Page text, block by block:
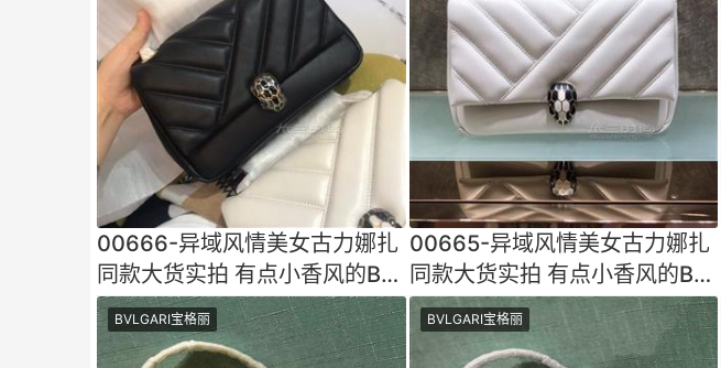
00666-异域风情美女古力娜扎
同款大货实拍 有点小香风的B家
自我风格呈现啦几何
00665-异域风情美女古力娜扎
同款大货实拍 有点小香风的B家
自我风格呈现啦几何
BVLGARI宝格丽 BVLGARI宝格丽